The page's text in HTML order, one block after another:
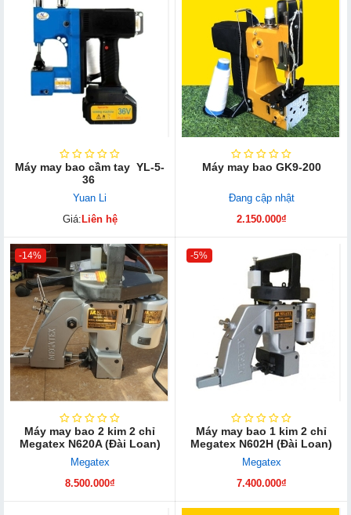
Máy may bao cầm tay YL-5-
36
Yuan Li
Giá:Liên hệ
Máy may bao GK9-200
Đang cập nhật
2.150.000₫
-14%
Máy may bao 2 kim 2 chỉ
Megatex N620A (Đài Loan)
Megatex
8.500.000₫
-5%
Máy may bao 1 kim 2 chỉ
Megatex N602H (Đài Loan)
Megatex
7.400.000₫